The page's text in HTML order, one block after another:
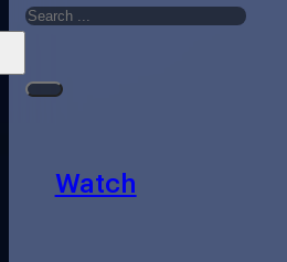
Watch